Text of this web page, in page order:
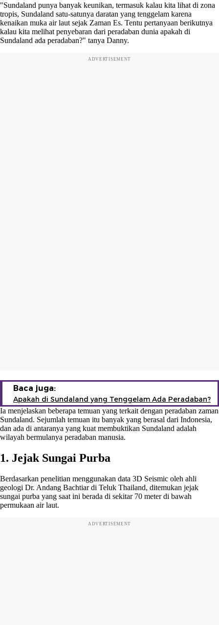
"Sundaland punya banyak keunikan, termasuk kalau kita lihat di zona
tropis, Sundaland satu-satunya daratan yang tenggelam karena
kenaikan muka air laut sejak Zaman Es. Tentu pertanyaan berikutnya
kalau kita melihat penyebaran dari peradaban dunia apakah di
Sundaland ada peradaban?" tanya Danny.
ADVERTISEMENT
Baca juga:
Apakah di Sundaland yang Tenggelam Ada Peradaban?
Ia menjelaskan beberapa temuan yang terkait dengan peradaban zaman
Sundaland. Sejumlah temuan itu banyak yang berasal dari Indonesia,
dan ada di antaranya yang kuat membuktikan Sundaland adalah
wilayah bermulanya peradaban manusia.
1. Jejak Sungai Purba
Berdasarkan penelitian menggunakan data 3D Seismic oleh ahli
geologi Dr. Andang Bachtiar di Teluk Thailand, ditemukan jejak
sungai purba yang saat ini berada di sekitar 70 meter di bawah
permukaan air laut.
ADVERTISEMENT